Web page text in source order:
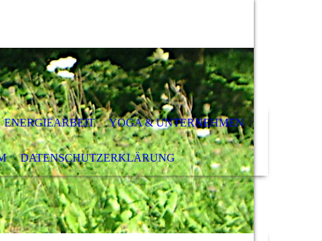
ENERGIEARBEIT YOGA & UNTERNEHMEN
DATENSCHUTZ­ERKLÄRUNG